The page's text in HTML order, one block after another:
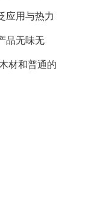
应用与热力
品无味无
材和普通的